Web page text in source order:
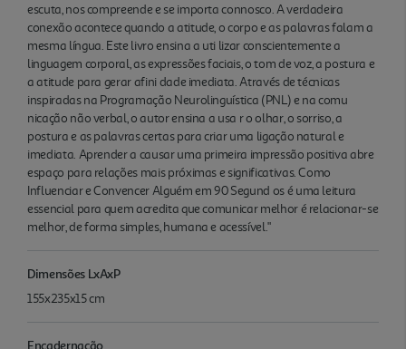
escuta, nos compreende e se importa connosco. A verdadeira
conexão acontece quando a atitude, o corpo e as palavras falam a
mesma língua. Este livro ensina a uti lizar conscientemente a
linguagem corporal, as expressões faciais, o tom de voz, a postura e
a atitude para gerar afini dade imediata. Através de técnicas
inspiradas na Programação Neurolinguística (PNL) e na comu
nicação não verbal, o autor ensina a usa r o olhar, o sorriso, a
postura e as palavras certas para criar uma ligação natural e
imediata. Aprender a causar uma primeira impressão positiva abre
espaço para relações mais próximas e significativas. Como
Influenciar e Convencer Alguém em 90 Segund os é uma leitura
essencial para quem acredita que comunicar melhor é relacionar-se
melhor, de forma simples, humana e acessível."
Dimensões LxAxP
155x235x15 cm
Encadernação